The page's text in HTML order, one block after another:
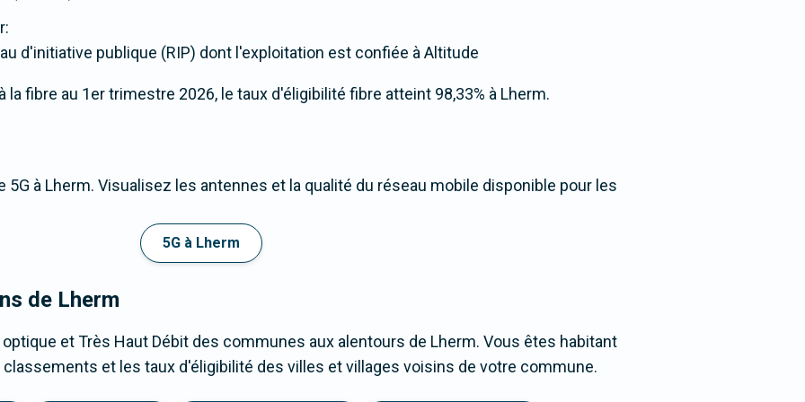
d'initiative publique (RIP) dont l'exploitation est confiée à Altitude
la fibre au 1er trimestre 2026, le taux d'éligibilité fibre atteint 98,33% à Lherm.
à Lherm. Visualisez les antennes et la qualité du réseau mobile disponible pour les
5G à Lherm
de Lherm
et Très Haut Débit des communes aux alentours de Lherm. Vous êtes habitant
et les taux d'éligibilité des villes et villages voisins de votre commune.